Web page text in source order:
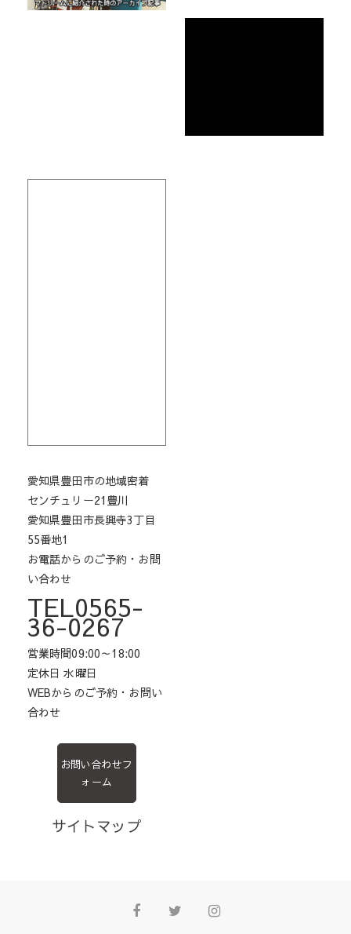
愛知県豊田市の地域密着
センチュリー21豊川
愛知県豊田市長興寺3丁目
55番地1
お電話からのご予約・お問
い合わせ
TEL0565-
36-0267
営業時間09:00～18:00
定休日 水曜日
WEBからのご予約・お問い
合わせ
お問い合わせフ
ォーム
サイトマップ
FacebookTwitterInstagram